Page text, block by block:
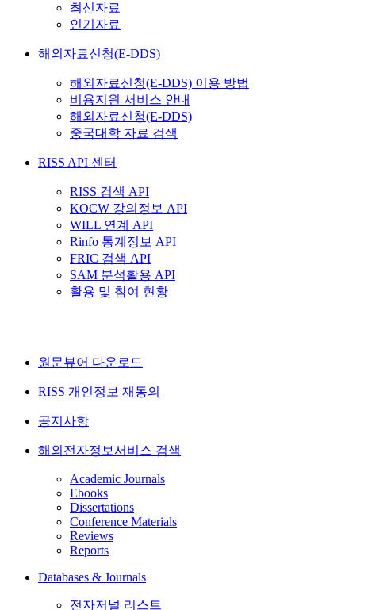
최신자료
인기자료
해외자료신청(E-DDS)
해외자료신청(E-DDS) 이용 방법
비용지원 서비스 안내
해외자료신청(E-DDS)
중국대학 자료 검색
RISS API 센터
RISS 검색 API
KOCW 강의정보 API
WILL 연계 API
Rinfo 통계정보 API
FRIC 검색 API
SAM 분석활용 API
활용 및 참여 현황
원문뷰어 다운로드
RISS 개인정보 재동의
공지사항
해외전자정보서비스 검색
Academic Journals
Ebooks
Dissertations
Conference Materials
Reviews
Reports
Databases & Journals
전자저널 리스트